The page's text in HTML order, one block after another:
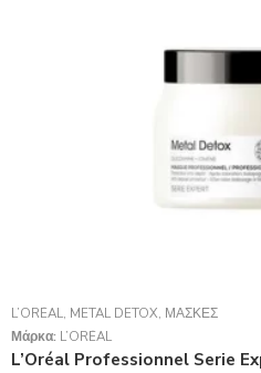
L’ORÉAL, METAL DETOX, ΜΆΣΚΕΣ
Μάρκα: L’ORÉAL